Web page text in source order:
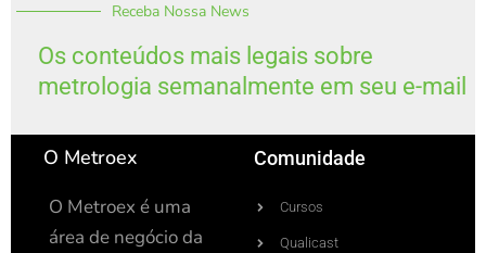
e
i
n
-
i
u
e
a
r
a
m
y
Receba Nossa News
Os conteúdos mais legais sobre
metrologia semanalmente em seu e-mail
O Metroex
O Metroex é uma
área de negócio da
Comunidade
Cursos
Qualicast